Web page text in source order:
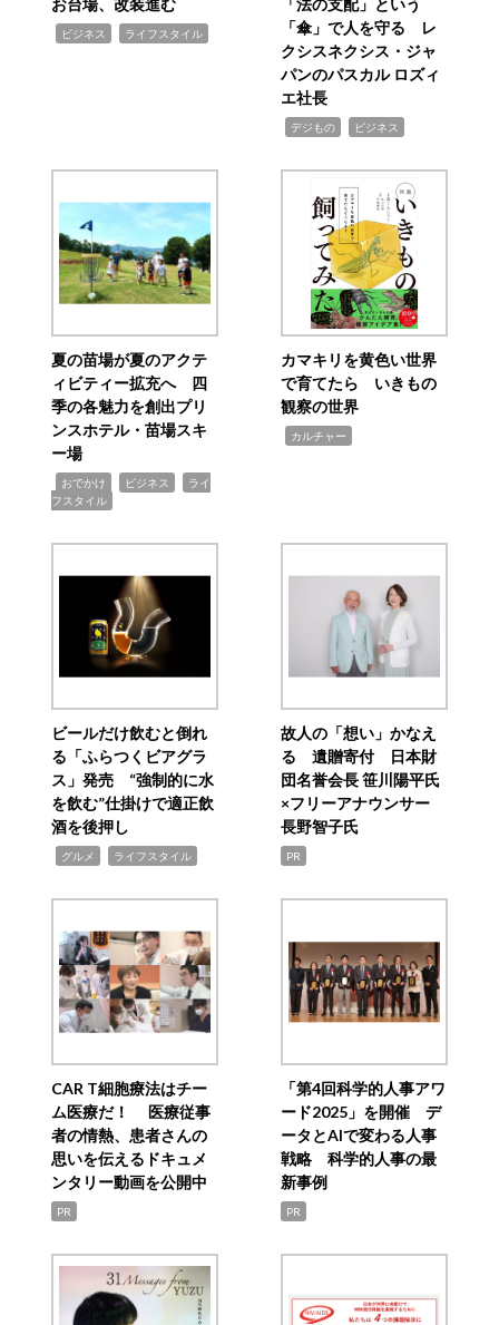
お台場、改装進む
ビジネス ライフスタイル
「法の支配」という
「傘」で人を守る レ
クシスネクシス・ジャ
パンのパスカル ロズィ
エ社長
デジもの ビジネス
夏の苗場が夏のアクテ
ィビティー拡充へ 四
季の各魅力を創出プリ
ンスホテル・苗場スキ
ー場
おでかけ ビジネス
ライ
フスタイル
カマキリを黄色い世界
で育てたら いきもの
観察の世界
カルチャー
ビールだけ飲むと倒れ
る「ふらつくビアグラ
ス」発売 “強制的に水
を飲む”仕掛けで適正飲
酒を後押し
グルメ ライフスタイル
故人の「想い」かなえ
る 遺贈寄付 日本財
団名誉会長 笹川陽平氏
×フリーアナウンサー
長野智子氏
PR
CAR T細胞療法はチー
ム医療だ！ 医療従事
者の情熱、患者さんの
思いを伝えるドキュメ
ンタリー動画を公開中
PR
「第4回科学的人事アワ
ード2025」を開催 デ
ータとAIで変わる人事
戦略 科学的人事の最
新事例
PR